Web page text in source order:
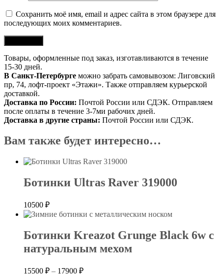
Сохранить моё имя, email и адрес сайта в этом браузере для
последующих моих комментариев.
Товары, оформленные под заказ, изготавливаются в течение
15-30 дней.
В Санкт-Петербурге можно забрать самовывозом: Лиговский
пр, 74, лофт-проект «Этажи». Также отправляем курьерской
доставкой.
Доставка по России: Почтой России или СДЭК. Отправляем
после оплаты в течение 3-7ми рабочих дней.
Доставка в другие страны: Почтой России или СДЭК.
Вам также будет интересно…
Ботинки Ultras Raver 319000
10500 ₽
Ботинки Kreazot Grunge Black 6w с
натуральным мехом
15500 ₽ – 17900 ₽Диапазон